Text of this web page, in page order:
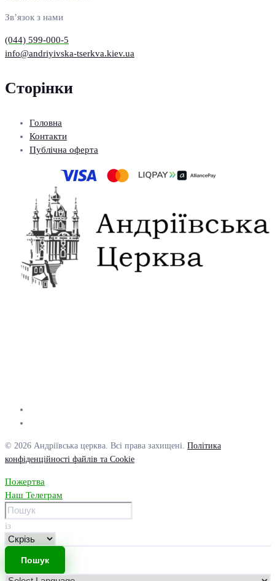
Зв’язок з нами
(044) 599-000-5
info@andriyivska-tserkva.kiev.ua
Сторінки
Головна
Контакти
Публічна оферта
© 2026 Андріївська церква. Всі права захищені. Політика
конфіденційності файлів та Cookie
Пожертва
Наш Телеграм
із